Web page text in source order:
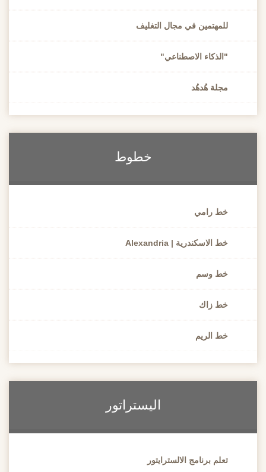
للمهتمين في مجال التغليف
"الذكاء الاصطناعي"
مجلة هُدهُد
خطوط
خط رامي
خط الاسكندرية | Alexandria
خط وسم
خط زاك
خط الريم
اليستراتور
تعلم برنامج الالسترايتور